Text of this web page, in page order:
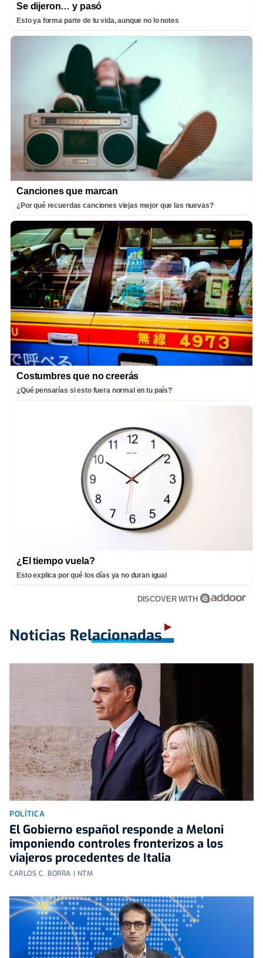
Se dijeron… y pasó
Esto ya forma parte de tu vida, aunque no lo notes
Canciones que marcan
¿Por qué recuerdas canciones viejas mejor que las nuevas?
Costumbres que no creerás
¿Qué pensarías si esto fuera normal en tu país?
¿El tiempo vuela?
Esto explica por qué los días ya no duran igual
DISCOVER WITH
Noticias Relacionadas
POLÍTICA
El Gobierno español responde a Meloni
imponiendo controles fronterizos a los
viajeros procedentes de Italia
CARLOS C. BORRA | NTM